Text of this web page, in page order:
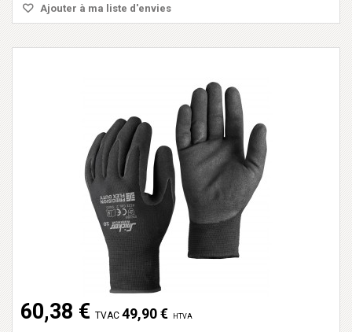
Ajouter à ma liste d'envies
60,38 € TVAC 49,90 € HTVA